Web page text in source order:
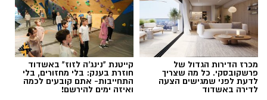
מכרז הדירות הגדול של
פרשקובסקי. כל מה שצריך
לדעת לפני שמגישים הצעה
לדירה באשדוד
קייטנת "נינג'ה לזוז" באשדוד
חוזרת בענק: בלי מחזורים, בלי
התחייבות- אתם קובעים לכמה
ואיזה ימים להירשם!